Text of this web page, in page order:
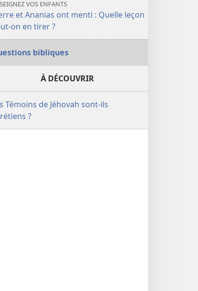
VOS ENFANTS
et Ananias ont menti : Quelle leçon
​on en tirer ?
bibliques
À DÉCOUVRIR
Témoins de Jéhovah sont-ils
?